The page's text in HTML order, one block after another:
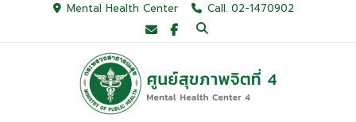
Mental Health Center Call. 02-1470902